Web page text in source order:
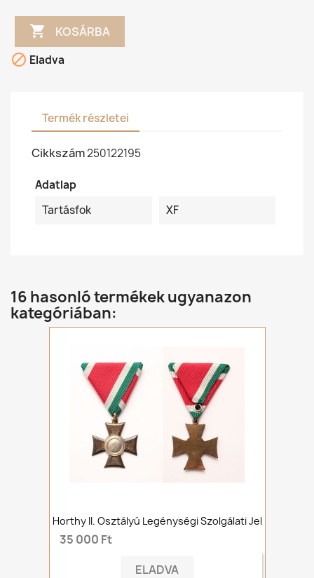
 KOSÁRBA
 Eladva
Termék részletei
Cikkszám250122195
Adatlap
Tartásfok
XF
16 hasonló termékek ugyanazon
kategóriában:
Horthy II. Osztályú Legénységi Szolgálati Jel
35 000 Ft
ELADVA